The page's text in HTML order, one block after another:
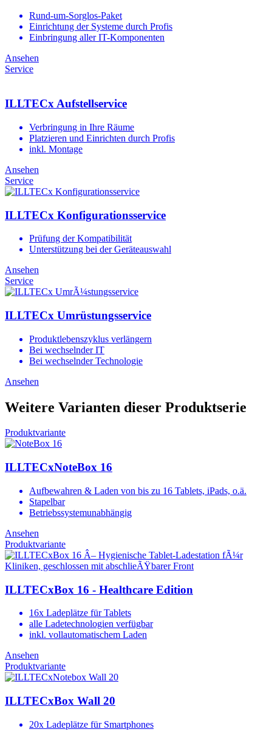
Rund-um-Sorglos-Paket
Einrichtung der Systeme durch Profis
Einbringung aller IT-Komponenten
Ansehen
Service
ILLTECx Aufstellservice
Verbringung in Ihre Räume
Platzieren und Einrichten durch Profis
inkl. Montage
Ansehen
Service
ILLTECx Konfigurationsservice
Prüfung der Kompatibilität
Unterstützung bei der Geräteauswahl
Ansehen
Service
ILLTECx Umrüstungsservice
Produktlebenszyklus verlängern
Bei wechselnder IT
Bei wechselnder Technologie
Ansehen
Weitere Varianten dieser Produktserie
Produktvariante
ILLTECxNoteBox 16
Aufbewahren & Laden von bis zu 16 Tablets, iPads, o.ä.
Stapelbar
Betriebssystemunabhängig
Ansehen
Produktvariante
ILLTECxBox 16 - Healthcare Edition
16x Ladeplätze für Tablets
alle Ladetechnologien verfügbar
inkl. vollautomatischem Laden
Ansehen
Produktvariante
ILLTECxBox Wall 20
20x Ladeplätze für Smartphones